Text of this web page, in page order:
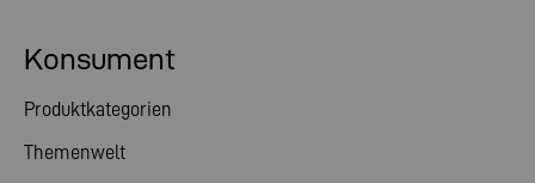
Konsument
Produktkategorien
Themenwelt